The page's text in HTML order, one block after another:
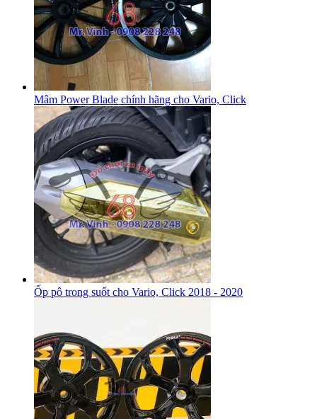
Mâm Power Blade chính hãng cho Vario, Click
Ốp pô trong suốt cho Vario, Click 2018 - 2020